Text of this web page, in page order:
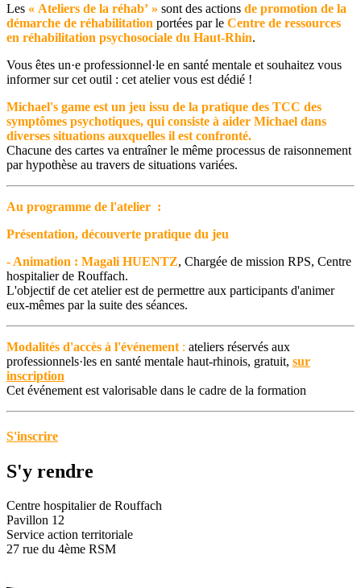
Les « Ateliers de la réhab’ » sont des actions de promotion de la
démarche de réhabilitation portées par le Centre de ressources
en réhabilitation psychosociale du Haut-Rhin.
Vous êtes un·e professionnel·le en santé mentale et souhaitez vous
informer sur cet outil : cet atelier vous est dédié !
Michael's game est un jeu issu de la pratique des TCC des
symptômes psychotiques, qui consiste à aider Michael dans
diverses situations auxquelles il est confronté.
Chacune des cartes va entraîner le même processus de raisonnement
par hypothèse au travers de situations variées.
Au programme de l'atelier :
Présentation, découverte pratique du jeu
- Animation : Magali HUENTZ, Chargée de mission RPS, Centre
hospitalier de Rouffach.
L'objectif de cet atelier est de permettre aux participants d'animer
eux-mêmes par la suite des séances.
Modalités d'accès à l'événement : ateliers réservés aux
professionnels·les en santé mentale haut-rhinois, gratuit, sur
inscription
Cet événement est valorisable dans le cadre de la formation
S'inscrire
S'y rendre
Centre hospitalier de Rouffach
Pavillon 12
Service action territoriale
27 rue du 4ème RSM